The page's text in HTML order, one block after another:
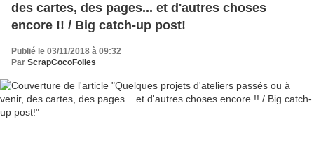
des cartes, des pages... et d'autres choses
encore !! / Big catch-up post!
Publié le 03/11/2018 à 09:32
Par ScrapCocoFolies